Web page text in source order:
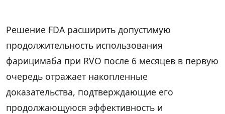
Решение FDA расширить допустимую
продолжительность использования
фарицимаба при RVO после 6 месяцев в первую
очередь отражает накопленные
доказательства, подтверждающие его
продолжающуюся эффективность и